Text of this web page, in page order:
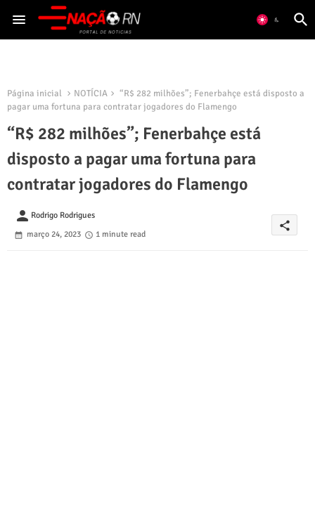
Página inicial NOTÍCIA
“R$ 282 milhões”; Fenerbahçe está disposto a
pagar uma fortuna para contratar jogadores do Flamengo
“R$ 282 milhões”; Fenerbahçe está
disposto a pagar uma fortuna para
contratar jogadores do Flamengo
person Rodrigo Rodrigues
março 24, 2023
1 minute read
share